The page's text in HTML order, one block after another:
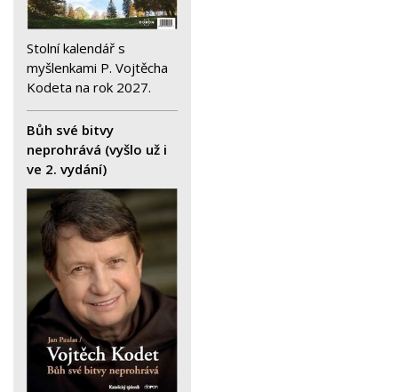
Stolní kalendář s
myšlenkami P. Vojtěcha
Kodeta na rok 2027.
Bůh své bitvy
neprohrává (vyšlo už i
ve 2. vydání)